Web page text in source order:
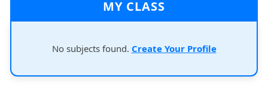
MY CLASS
No subjects found. Create Your Profile